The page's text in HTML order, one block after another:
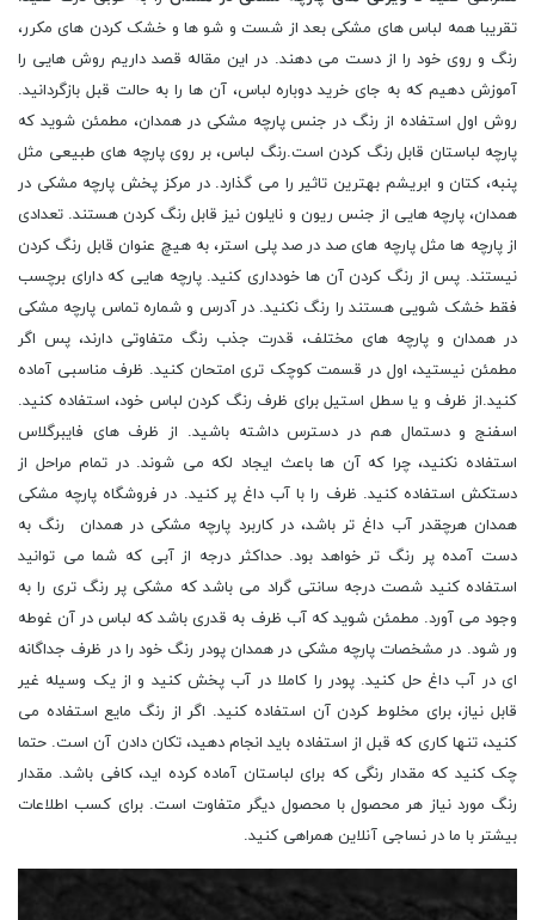
تقریبا همه لباس های مشکی بعد از شست و شو ها و خشک کردن های مکرر،
رنگ و روی خود را از دست می دهند. در این مقاله قصد داریم روش هایی را
آموزش دهیم که به جای خرید دوباره لباس، آن ها را به حالت قبل بازگردانید.
روش اول استفاده از رنگ در جنس پارچه مشکی در همدان، مطمئن شوید که
پارچه لباستان قابل رنگ کردن است.رنگ لباس، بر روی پارچه های طبیعی مثل
پنبه، کتان و ابریشم بهترین تاثیر را می گذارد. در مرکز پخش پارچه مشکی در
همدان، پارچه هایی از جنس ریون و نایلون نیز قابل رنگ کردن هستند. تعدادی
از پارچه ها مثل پارچه های صد در صد پلی استر، به هیچ عنوان قابل رنگ کردن
نیستند. پس از رنگ کردن آن ها خودداری کنید. پارچه هایی که دارای برچسب
فقط خشک شویی هستند را رنگ نکنید. در آدرس و شماره تماس پارچه مشکی
در همدان و پارچه های مختلف، قدرت جذب رنگ متفاوتی دارند، پس اگر
مطمئن نیستید، اول در قسمت کوچک تری امتحان کنید. ظرف مناسبی آماده
کنید.از ظرف و یا سطل استیل برای ظرف رنگ کردن لباس خود، استفاده کنید.
اسفنج و دستمال هم در دسترس داشته باشید. از ظرف های فایبرگلاس
استفاده نکنید، چرا که آن ها باعث ایجاد لکه می شوند. در تمام مراحل از
دستکش استفاده کنید. ظرف را با آب داغ پر کنید. در فروشگاه پارچه مشکی
همدان هرچقدر آب داغ تر باشد، در کاربرد پارچه مشکی در همدان رنگ به
دست آمده پر رنگ تر خواهد بود. حداکثر درجه از آبی که شما می توانید
استفاده کنید شصت درجه سانتی گراد می باشد که مشکی پر رنگ تری را به
وجود می آورد. مطمئن شوید که آب ظرف به قدری باشد که لباس در آن غوطه
ور شود. در مشخصات پارچه مشکی در همدان پودر رنگ خود را در ظرف جداگانه
ای در آب داغ حل کنید. پودر را کاملا در آب پخش کنید و از یک وسیله غیر
قابل نیاز، برای مخلوط کردن آن استفاده کنید. اگر از رنگ مایع استفاده می
کنید، تنها کاری که قبل از استفاده باید انجام دهید، تکان دادن آن است. حتما
چک کنید که مقدار رنگی که برای لباستان آماده کرده اید، کافی باشد. مقدار
رنگ مورد نیاز هر محصول با محصول دیگر متفاوت است. برای کسب اطلاعات
بیشتر با ما در نساجی آنلاین همراهی کنید.